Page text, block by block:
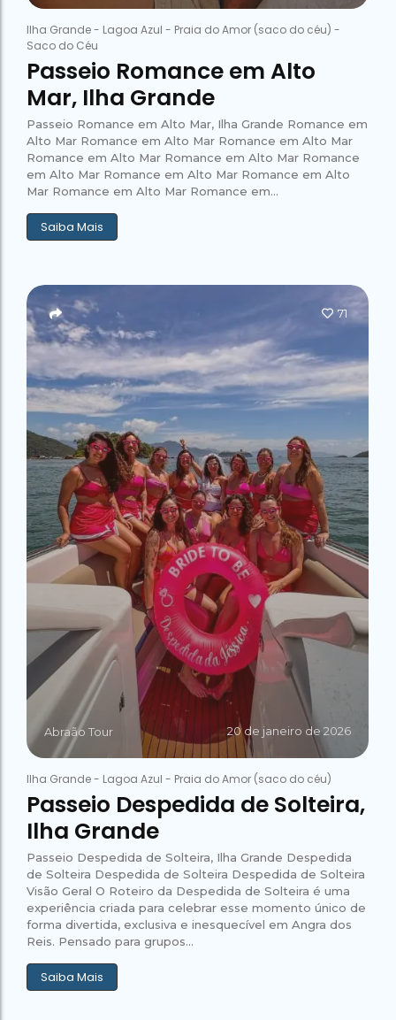
Ilha Grande- Lagoa Azul - Praia do Amor (saco do céu) -
Saco do Céu
Passeio Romance em Alto
Mar, Ilha Grande
Passeio Romance em Alto Mar, Ilha Grande Romance em
Alto Mar Romance em Alto Mar Romance em Alto Mar
Romance em Alto Mar Romance em Alto Mar Romance
em Alto Mar Romance em Alto Mar Romance em Alto
Mar Romance em Alto Mar Romance em...
Saiba Mais
Abraão Tour 20 de janeiro de 2026
71
Ilha Grande- Lagoa Azul - Praia do Amor (saco do céu)
Passeio Despedida de Solteira,
Ilha Grande
Passeio Despedida de Solteira, Ilha Grande Despedida
de Solteira Despedida de Solteira Despedida de Solteira
Visão Geral O Roteiro da Despedida de Solteira é uma
experiência criada para celebrar esse momento único de
forma divertida, exclusiva e inesquecível em Angra dos
Reis. Pensado para grupos...
Saiba Mais